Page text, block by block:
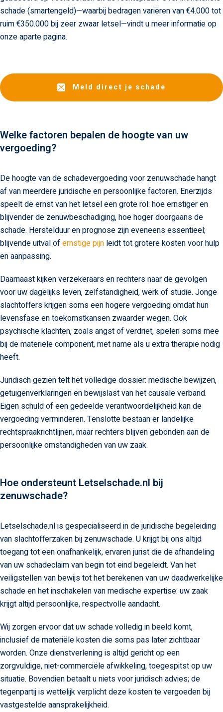
schade (smartengeld)—waarbij bedragen variëren van €4.000 tot
ruim €350.000 bij zeer zwaar letsel—vindt u meer informatie op
onze aparte pagina.
Meld direct je schade
Welke factoren bepalen de hoogte van uw
vergoeding?
De hoogte van de schadevergoeding voor zenuwschade hangt
af van meerdere juridische en persoonlijke factoren. Enerzijds
speelt de ernst van het letsel een grote rol: hoe ernstiger en
blijvender de zenuwbeschadiging, hoe hoger doorgaans de
schade. Herstelduur en prognose zijn eveneens essentieel;
blijvende uitval ofernstige pijn leidt tot grotere kosten voor hulp
en aanpassing.
Daarnaast kijken verzekeraars en rechters naar de gevolgen
voor uw dagelijks leven, zelfstandigheid, werk of studie. Jonge
slachtoffers krijgen soms een hogere vergoeding omdat hun
levensfase en toekomstkansen zwaarder wegen. Ook
psychische klachten, zoals angst of verdriet, spelen soms mee
bij de materiële component, met name als u extra therapie nodig
heeft.
Juridisch gezien telt het volledige dossier: medische bewijzen,
getuigenverklaringen en bewijslast van het causale verband.
Eigen schuld of een gedeelde verantwoordelijkheid kan de
vergoeding verminderen. Tenslotte bestaan er landelijke
rechtspraakrichtlijnen, maar rechters blijven gebonden aan de
persoonlijke omstandigheden van uw zaak.
Hoe ondersteunt Letselschade.nl bij
zenuwschade?
Letselschade.nl is gespecialiseerd in de juridische begeleiding
van slachtofferzaken bij zenuwschade. U krijgt bij ons altijd
toegang tot een onafhankelijk, ervaren jurist die de afhandeling
van uw schadeclaim van begin tot eind begeleidt. Van het
veiligstellen van bewijs tot het berekenen van uw daadwerkelijke
schade en het inschakelen van medische expertise: uw zaak
krijgt altijd persoonlijke, respectvolle aandacht.
Wij zorgen ervoor dat uw schade volledig in beeld komt,
inclusief de materiële kosten die soms pas later zichtbaar
worden. Onze dienstverlening is altijd gericht op een
zorgvuldige, niet-commerciële afwikkeling, toegespitst op uw
situatie. Bovendien betaalt u niets voor juridisch advies; de
tegenpartij is wettelijk verplicht deze kosten te vergoeden bij
vastgestelde aansprakelijkheid.